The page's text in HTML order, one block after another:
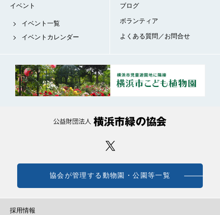
イベント
イベント一覧
イベントカレンダー
ブログ
ボランティア
よくある質問／お問合せ
協会が管理する動物園・公園等一覧
採用情報